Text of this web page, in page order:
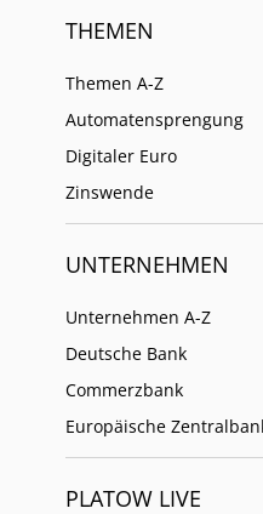
THEMEN
Themen A-Z
Automatensprengung
Digitaler Euro
Zinswende
UNTERNEHMEN
Unternehmen A-Z
Deutsche Bank
Commerzbank
Europäische
PLATOW LIVE